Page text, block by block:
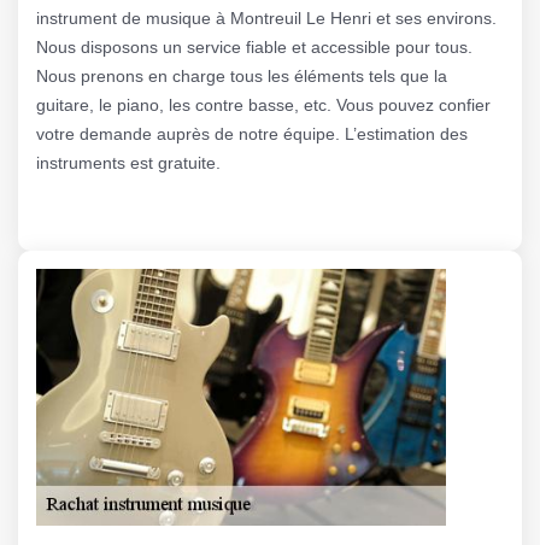
instrument de musique à Montreuil Le Henri et ses environs.
Nous disposons un service fiable et accessible pour tous.
Nous prenons en charge tous les éléments tels que la
guitare, le piano, les contre basse, etc. Vous pouvez confier
votre demande auprès de notre équipe. L’estimation des
instruments est gratuite.